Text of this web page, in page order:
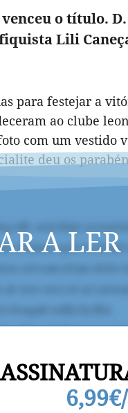
o título.
Lili
para festejar a
ao clube
com um vestido
deu os
A LER